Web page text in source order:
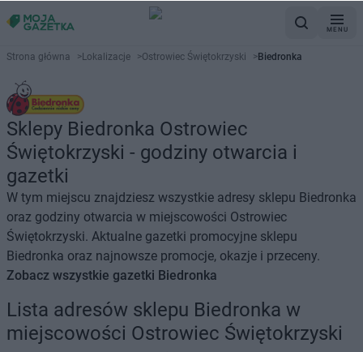
MENU
Strona główna >Lokalizacje >Ostrowiec Świętokrzyski >Biedronka
Sklepy Biedronka Ostrowiec
Świętokrzyski - godziny otwarcia i
gazetki
W tym miejscu znajdziesz wszystkie adresy sklepu Biedronka
oraz godziny otwarcia w miejscowości Ostrowiec
Świętokrzyski. Aktualne gazetki promocyjne sklepu
Biedronka oraz najnowsze promocje, okazje i przeceny.
Zobacz wszystkie gazetki Biedronka
Lista adresów sklepu Biedronka w
miejscowości Ostrowiec Świętokrzyski